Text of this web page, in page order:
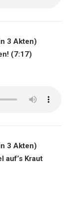
3 Akten)
(7:17)
3 Akten)
auf’s Kraut